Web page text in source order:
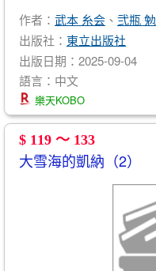
作者： 武本 糸会 、 弐瓶 勉
出版社： 東立出版社
出版日期：2025-09-04
語言：中文
樂天KOBO
$ 119 ～ 133
大雪海的凱納（2）